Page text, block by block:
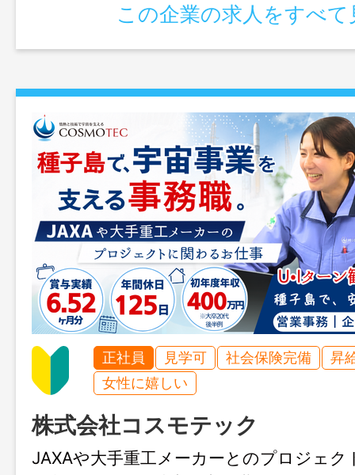
この企業の求人をすべて
正社員 見学可 社会保険完備
昇
女性に嬉しい
株式会社コスモテック
JAXAや大手重工メーカーとのプロジェク